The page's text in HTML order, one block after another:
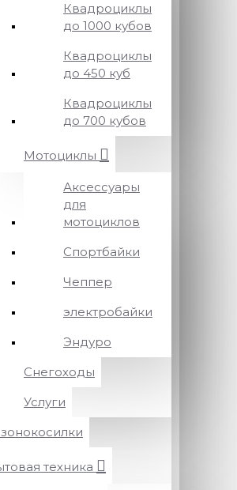
Квадроциклы
до 1000 кубов
Квадроциклы
до 450 куб
Квадроциклы
до 700 кубов
Мотоциклы
Аксессуары
для
мотоциклов
Спортбайки
Чеппер
электробайки
Эндуро
Снегоходы
Услуги
техника